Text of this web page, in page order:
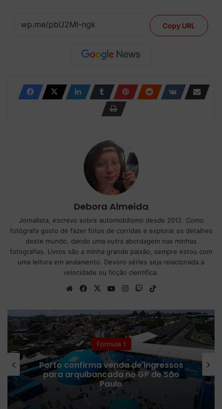
Copy URL
Debora Almeida
Jornalista, escrevo sobre automobilismo desde 2012. Como
fotógrafa gosto de fazer fotos de corridas e explorar os detalhes
deste mundo, dando uma outra abordagem nas minhas
fotografias. Livros são a minha grande paixão, sempre estou com
uma leitura em andamento. Devoro séries seja relacionada a
velocidade ou ficção cientifica.
We
te
Fa
bo
ok
X
Yo
ub
e
Ins
ra
m
Tw
h
k
Fórmula E
Théo Pourchaire é confirmado pela
Opel para estreia na Fórmula E
durante a era GEN4